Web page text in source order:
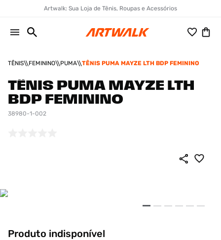
Artwalk: Sua Loja de Tênis, Roupas e Acessórios
TÊNIS FEMININO PUMA TÊNIS PUMA MAYZE LTH BDP FEMININO
TÊNIS PUMA MAYZE LTH
BDP FEMININO
38980-1-002
Produto indisponível